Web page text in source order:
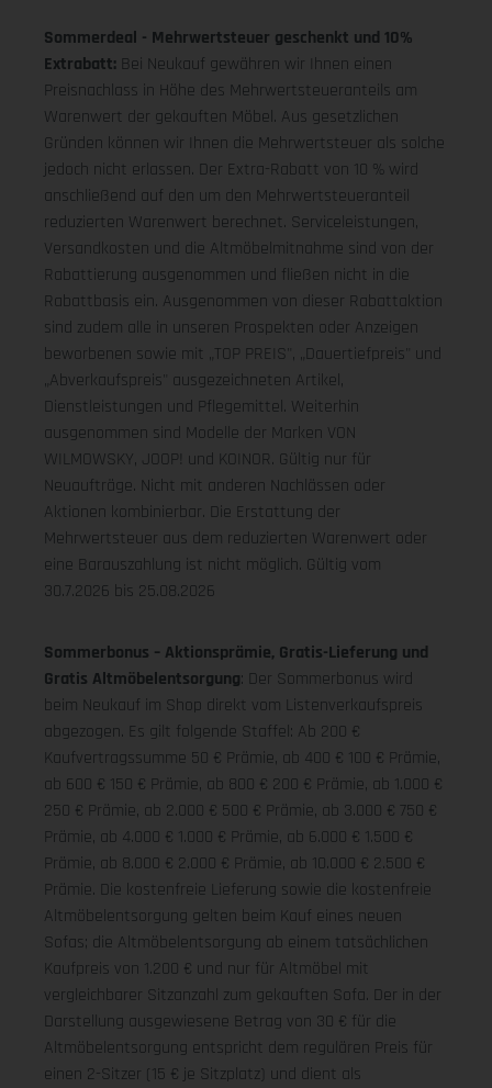
Sommerdeal - Mehrwertsteuer geschenkt und 10%
Extrabatt: Bei Neukauf gewähren wir Ihnen einen
Preisnachlass in Höhe des Mehrwertsteueranteils am
Warenwert der gekauften Möbel. Aus gesetzlichen
Gründen können wir Ihnen die Mehrwertsteuer als solche
jedoch nicht erlassen. Der Extra-Rabatt von 10 % wird
anschließend auf den um den Mehrwertsteueranteil
reduzierten Warenwert berechnet. Serviceleistungen,
Versandkosten und die Altmöbelmitnahme sind von der
Rabattierung ausgenommen und fließen nicht in die
Rabattbasis ein. Ausgenommen von dieser Rabattaktion
sind zudem alle in unseren Prospekten oder Anzeigen
beworbenen sowie mit „TOP PREIS", „Dauertiefpreis" und
„Abverkaufspreis" ausgezeichneten Artikel,
Dienstleistungen und Pflegemittel. Weiterhin
ausgenommen sind Modelle der Marken VON
WILMOWSKY, JOOP! und KOINOR. Gültig nur für
Neuaufträge. Nicht mit anderen Nachlässen oder
Aktionen kombinierbar. Die Erstattung der
Mehrwertsteuer aus dem reduzierten Warenwert oder
eine Barauszahlung ist nicht möglich. Gültig vom
30.7.2026 bis 25.08.2026
Sommerbonus – Aktionsprämie, Gratis-Lieferung und
Gratis Altmöbelentsorgung: Der Sommerbonus wird
beim Neukauf im Shop direkt vom Listenverkaufspreis
abgezogen. Es gilt folgende Staffel: Ab 200 €
Kaufvertragssumme 50 € Prämie, ab 400 € 100 € Prämie,
ab 600 € 150 € Prämie, ab 800 € 200 € Prämie, ab 1.000 €
250 € Prämie, ab 2.000 € 500 € Prämie, ab 3.000 € 750 €
Prämie, ab 4.000 € 1.000 € Prämie, ab 6.000 € 1.500 €
Prämie, ab 8.000 € 2.000 € Prämie, ab 10.000 € 2.500 €
Prämie. Die kostenfreie Lieferung sowie die kostenfreie
Altmöbelentsorgung gelten beim Kauf eines neuen
Sofas; die Altmöbelentsorgung ab einem tatsächlichen
Kaufpreis von 1.200 € und nur für Altmöbel mit
vergleichbarer Sitzanzahl zum gekauften Sofa. Der in der
Darstellung ausgewiesene Betrag von 30 € für die
Altmöbelentsorgung entspricht dem regulären Preis für
einen 2-Sitzer (15 € je Sitzplatz) und dient als